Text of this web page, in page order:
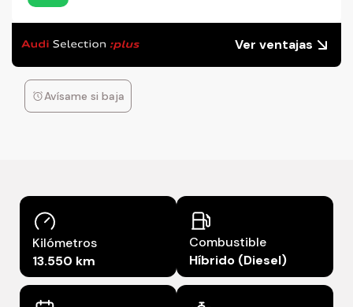
Ver ventajas
Avísame si baja
Kilómetros
13.550 km
Combustible
Híbrido (Diesel)